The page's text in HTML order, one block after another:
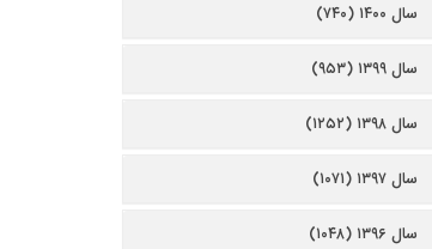
سال ۱۴۰۰ (۷۴۰)
سال ۱۳۹۹ (۹۵۳)
سال ۱۳۹۸ (۱۲۵۲)
سال ۱۳۹۷ (۱۰۷۱)
سال ۱۳۹۶ (۱۰۴۸)